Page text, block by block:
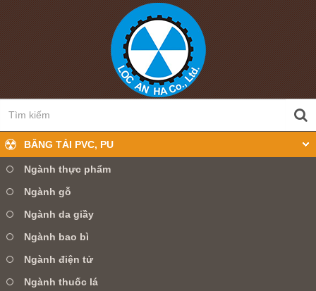
Hotline:
TRANG CHỦ
BĂNG TẢI PVC, PU
Ngành thực phẩm
Ngành gỗ
Ngành da giầy
Ngành bao bì
Ngành điện tử
Ngành thuốc lá